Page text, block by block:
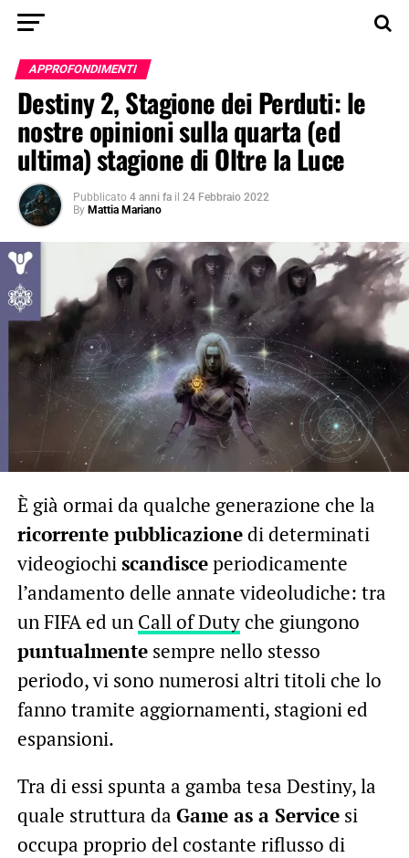
APPROFONDIMENTI
Destiny 2, Stagione dei Perduti: le
nostre opinioni sulla quarta (ed
ultima) stagione di Oltre la Luce
Pubblicato 4 anni fa il 24 Febbraio 2022
By Mattia Mariano
È già ormai da qualche generazione che la
ricorrente pubblicazionedi determinati
videogiochiscandisceperiodicamente
l’andamento delle annate videoludiche: tra
un FIFA ed un Call of Dutyche giungono
puntualmentesempre nello stesso
periodo, vi sono numerosi altri titoli che lo
fanno tramite aggiornamenti, stagioni ed
espansioni.
Tra di essi spunta a gamba tesa Destiny, la
quale struttura da Game as a Servicesi
occupa proprio del costante riflusso di